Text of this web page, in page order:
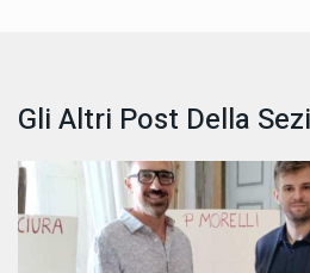
Gli Altri Post Della